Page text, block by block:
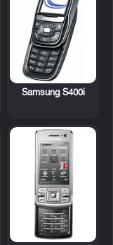
Samsung S400i